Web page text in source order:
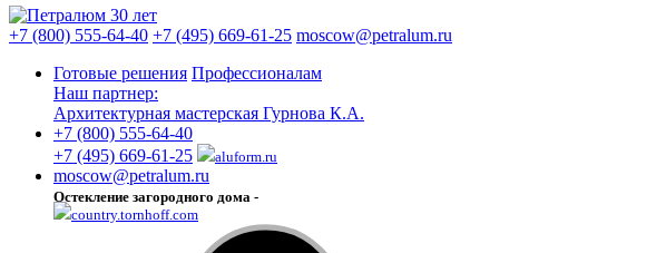
+7 (800) 555-64-40 +7 (495) 669-61-25 moscow@petralum.ru
Готовые решения Профессионалам
Наш партнер:
Архитектурная мастерская Гурнова К.А.
+7 (800) 555-64-40
+7 (495) 669-61-25
aluform.ru
moscow@petralum.ru
Остекление загородного дома -
country.tornhoff.com